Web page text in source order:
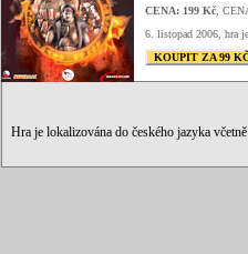
CENA: 199 Kč ,
6. listopad 2006, hra
KOUPIT ZA 99
Hra je lokalizována do českého jazyka